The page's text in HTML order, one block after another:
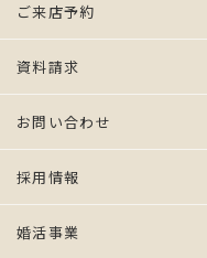
ご来店予約
資料請求
お問い合わせ
採用情報
婚活事業